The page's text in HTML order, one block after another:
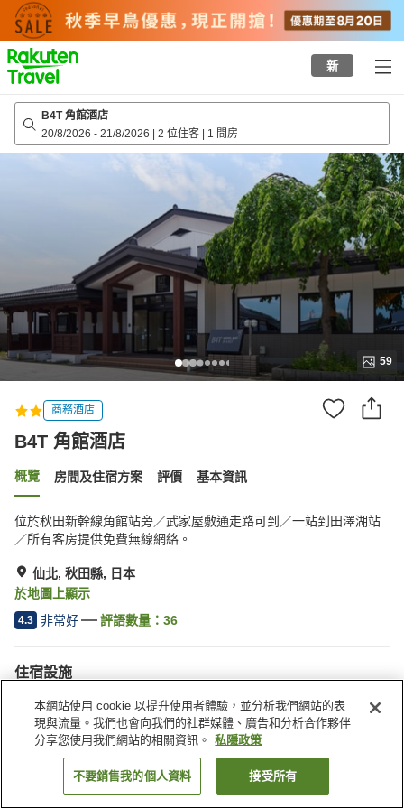
to
top
page
新
B4T 角館酒店
20/8/2026 - 21/8/2026 | 2 位住客 | 1 間房
59
商務酒店
B4T 角館酒店
概覽 房間及住宿方案 評價 基本資訊
位於秋田新幹線角館站旁／武家屋敷通走路可到／一站到田澤湖站
／所有客房提供免費無線網絡。
仙北, 秋田縣, 日本
於地圖上顯示
4.3 非常好 評語數量： 36
住宿設施
停車場
餐廳
自動販賣機
多功能室
找客房
本網站使用 cookie 以提升使用者體驗，並分析我們網站的表
現與流量。我們也會向我們的社群媒體、廣告和分析合作夥伴
分享您使用我們網站的相關資訊。
私隱政策
不要銷售我的個人資料 接受所有